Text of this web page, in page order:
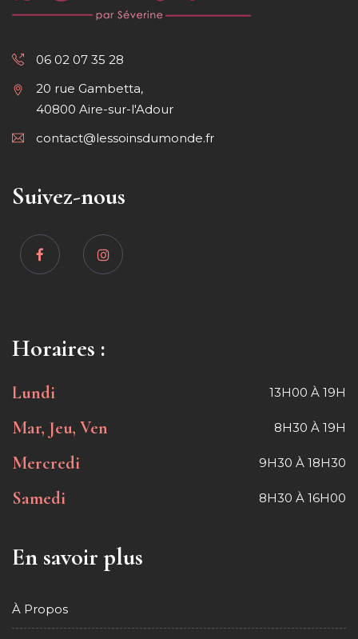
06 02 07 35 28
20 rue Gambetta,
40800 Aire-sur-l'Adour
contact@lessoinsdumonde.fr
Suivez-nous
Horaires :
Lundi 13H00 À 19H
Mar, Jeu, Ven 8H30 À 19H
Mercredi 9H30 À 18H30
Samedi 8H30 À 16H00
En savoir plus
À Propos